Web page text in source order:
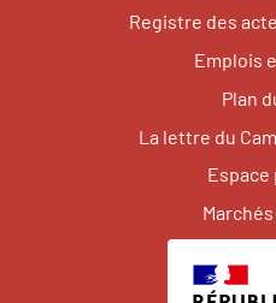
Registre des
Emplois
Plan
La lettre du
Espace